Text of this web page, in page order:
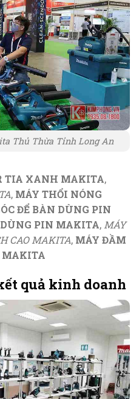
Thủ Thừa Tỉnh Long An
TIA XANH MAKITA,
, MÁY THỔI NÓNG
ĐỂ BÀN DÙNG PIN
PIN MAKITA, MÁY
CAO MAKITA, MÁY ĐẦM
MAKITA
quả kinh doanh